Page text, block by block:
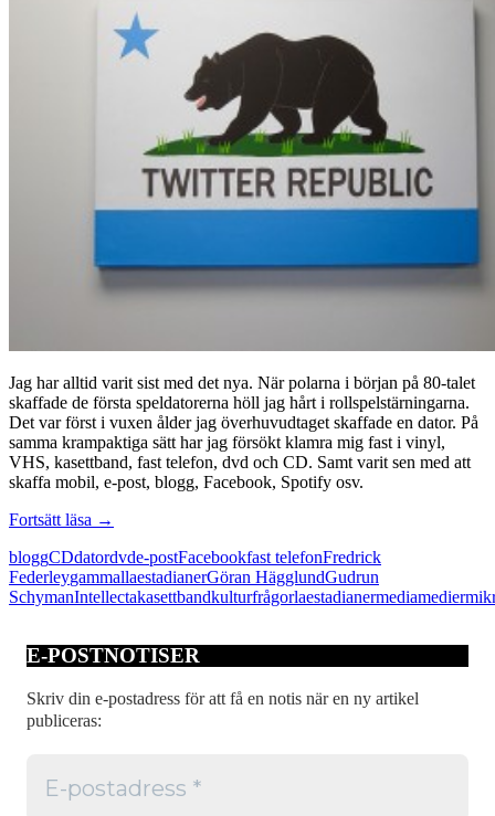
Jag har alltid varit sist med det nya. När polarna i början på 80-talet
skaffade de första speldatorerna höll jag hårt i rollspelstärningarna.
Det var först i vuxen ålder jag överhuvudtaget skaffade en dator. På
samma krampaktiga sätt har jag försökt klamra mig fast i vinyl,
VHS, kasettband, fast telefon, dvd och CD. Samt varit sen med att
skaffa mobil, e-post, blogg, Facebook, Spotify osv.
Fortsätt läsa Gammallaestadianerna
många
som
twittrarna
→
bloggCDdatordvde-postFacebookfast telefonFredrick
FederleygammallaestadianerGöran HägglundGudrun
SchymanIntellectakasettbandkulturfrågorlaestadianermediamedier
E-POSTNOTISER
Skriv din e-postadress för att få en notis när en ny artikel
publiceras: